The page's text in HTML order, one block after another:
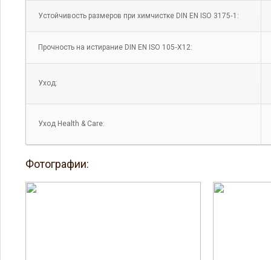
Устойчивость размеров при химчистке DIN EN ISO 3175‑1:
Прочность на истирание DIN EN ISO 105‑X12:
Уход:
Уход Health & Care:
Фотографии: